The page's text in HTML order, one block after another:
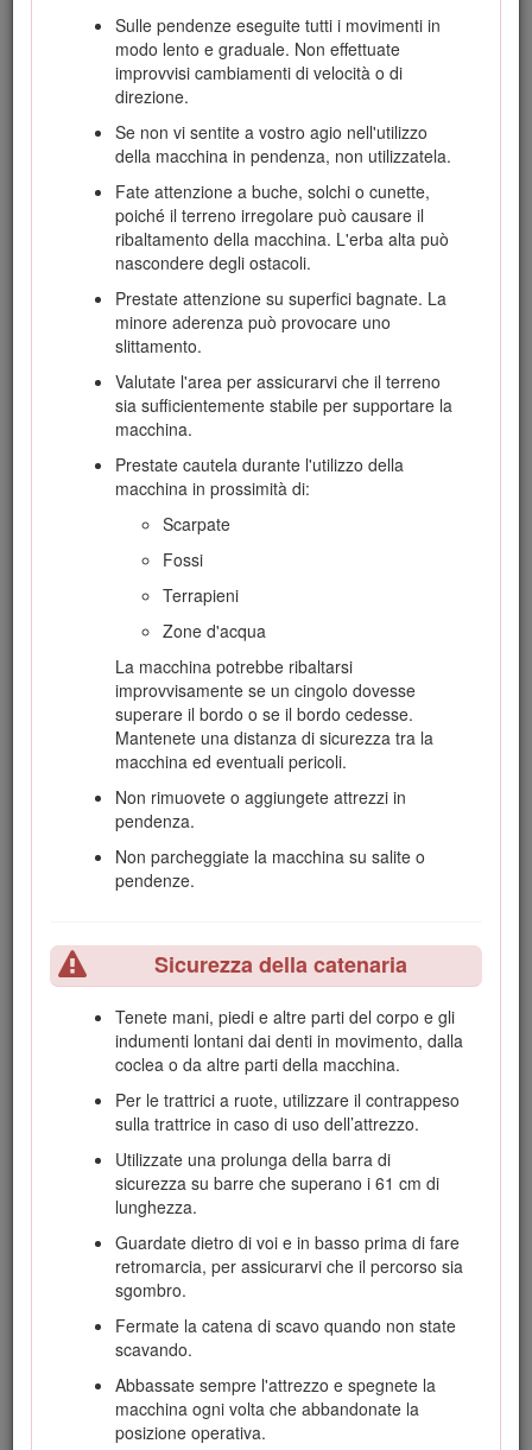
Sulle pendenze eseguite tutti i movimenti in
modo lento e graduale. Non effettuate
improvvisi cambiamenti di velocità o di
direzione.
Se non vi sentite a vostro agio nell'utilizzo
della macchina in pendenza, non utilizzatela.
Fate attenzione a buche, solchi o cunette,
poiché il terreno irregolare può causare il
ribaltamento della macchina. L'erba alta può
nascondere degli ostacoli.
Prestate attenzione su superfici bagnate. La
minore aderenza può provocare uno
slittamento.
Valutate l'area per assicurarvi che il terreno
sia sufficientemente stabile per supportare la
macchina.
Prestate cautela durante l'utilizzo della
macchina in prossimità di:
Scarpate
Fossi
Terrapieni
Zone d'acqua
La macchina potrebbe ribaltarsi
improvvisamente se un cingolo dovesse
superare il bordo o se il bordo cedesse.
Mantenete una distanza di sicurezza tra la
macchina ed eventuali pericoli.
Non rimuovete o aggiungete attrezzi in
pendenza.
Non parcheggiate la macchina su salite o
pendenze.
Sicurezza della catenaria
Tenete mani, piedi e altre parti del corpo e gli
indumenti lontani dai denti in movimento, dalla
coclea o da altre parti della macchina.
Per le trattrici a ruote, utilizzare il contrappeso
sulla trattrice in caso di uso dell’attrezzo.
Utilizzate una prolunga della barra di
sicurezza su barre che superano i 61 cm di
lunghezza.
Guardate dietro di voi e in basso prima di fare
retromarcia, per assicurarvi che il percorso sia
sgombro.
Fermate la catena di scavo quando non state
scavando.
Abbassate sempre l'attrezzo e spegnete la
macchina ogni volta che abbandonate la
posizione operativa.
numero 811 o, in Australia, chiamate il numero 1100
per il servizio di segnalazione nazionale).
Requisiti generali di sicurezza
Rispettate sempre tutte le norme di sicurezza per
evitare gravi infortuni o la morte.
Non superate la capacità operativa nominale, dal
momento che la macchina potrebbe divenire
instabile, determinando una perdita di controllo.
Non trasportate un attrezzo con i bracci
sollevati o estesi (se applicabile)
sempre l'attrezzo a poca distanza da terra; fate
riferimento aPosizione di trasferimento.
Chiedete che nella proprietà o nell'area di lavoro
venga segnalata la posizione delle condutture
interrate e di altri oggetti e non effettuate scavi
nelle aree contrassegnate.
Leggete e acquisite familiarità con il contenuto di
questo Manuale dell'operatore
macchina.
Prestate la massima attenzione mentre utilizzate
la macchina. Non intraprendete alcuna attività
che vi possa distrarre; in caso contrario potreste
causare infortuni o danni alla proprietà.
Non lasciate mai che bambini o persone non
addestrate utilizzino la macchina.
Tenete mani e piedi a distanza dai componenti e
dagli attrezzi in movimento.
Non utilizzate la macchina senza che gli schermi
e gli altri dispositivi di protezione siano montati e
correttamente funzionanti.
distanza dalla macchina.
Prima di eseguire interventi di manutenzione, fare
rifornimento di carburante o rimuovere eventuali
ostruzioni, fermate la macchina, spegnete la
stessa e togliete la chiave.
L'errato utilizzo o la manutenzione di questa macchina
può causare infortuni. Per ridurre il rischio di incidenti,
attenzione al simbolo di allarme , che indica:
Attenzione, Avvertenza o Pericolo – “norme di
sicurezza”. Il mancato rispetto di queste istruzioni può
provocare infortuni o morte.
Sicurezza in pendenza
Utilizzate la macchina in salita e in discesa su
pendenze con l'estremità pesante della
macchina a monte.La distribuzione del peso